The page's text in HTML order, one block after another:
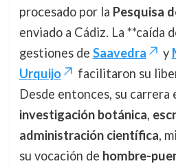
procesado por la Pesquisa
enviado a Cádiz. La **caída
gestiones de Saavedra y
Urquijo
facilitaron su
Desde entonces, su carrera
investigación botánica,
administración científica,
su vocación de hombre-